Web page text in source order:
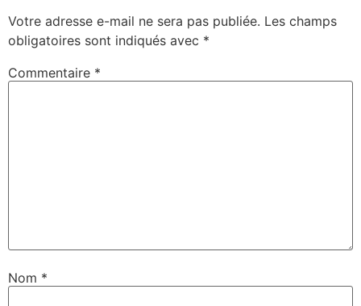
Votre adresse e-mail ne sera pas publiée. Les champs
obligatoires sont indiqués avec *
Commentaire *
Nom *